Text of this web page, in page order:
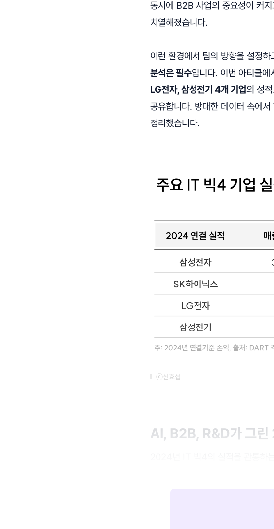
동시에 B2B 사업의 중요성이 커
치열해졌습니다.
이런 환경에서 팀의 방향을 설정
분석은 필수입니다. 이번 아티클에
LG전자, 삼성전기 4개 기업의 성
공유합니다. 방대한 데이터 속에
정리했습니다.
ⓒ신효섭
AI, B2B, R&D가 그